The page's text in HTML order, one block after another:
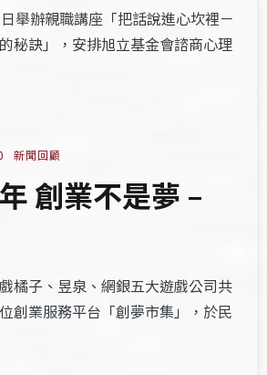
舉辦親職講座「把話說進心坎裡－
秘訣」，安排旭立基金會諮商心理
新聞回顧
創業不是夢 –
橘子、昱泉、網銀五大遊戲公司共
創業服務平台「創夢市集」，於民